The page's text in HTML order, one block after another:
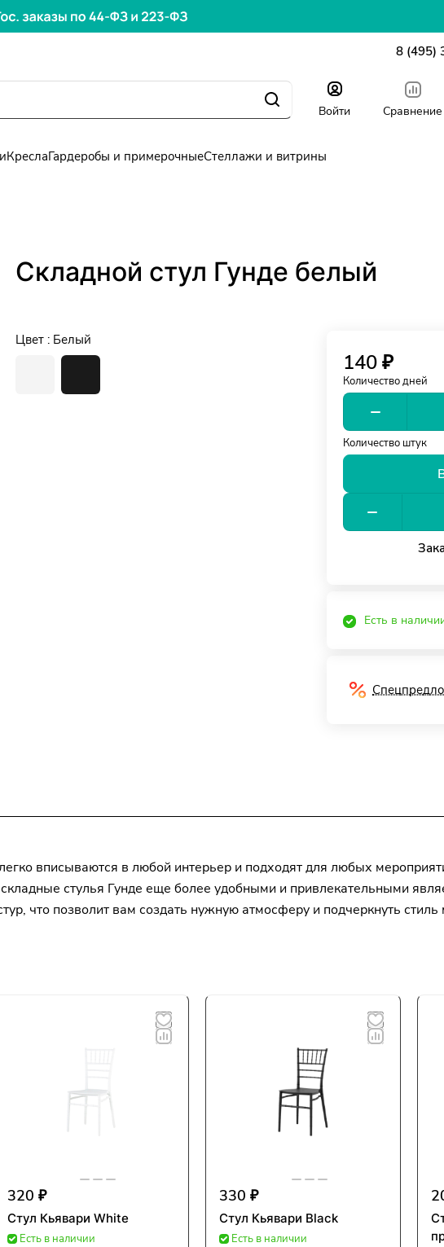
8 (495)
Войти Сравнение
КреслаГардеробы и примерочныеСтеллажи и витрины
Складной стул Гунде белый
Цвет : Белый
140 ₽
Количество дней
Количество штук
Есть в
вписываются в любой интерьер и подходят для любых
стулья Гунде еще более удобными и привлекательными
что позволит вам создать нужную атмосферу и подчеркнуть стиль
320 ₽
Стул Кьявари White
Есть в наличии
330 ₽
Стул Кьявари Black
Есть в наличии